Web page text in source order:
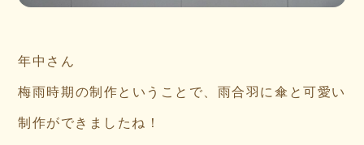
年中さん
梅雨時期の制作ということで、雨合羽に傘と可愛い
制作ができましたね！